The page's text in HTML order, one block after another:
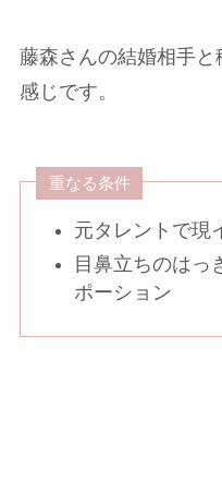
藤森さんの結婚相手
感じです。
重なる条件
元タレントで現
目鼻立ちのはっ
ポーション